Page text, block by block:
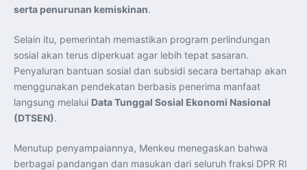
serta penurunan kemiskinan.
Selain itu, pemerintah memastikan program perlindungan
sosial akan terus diperkuat agar lebih tepat sasaran.
Penyaluran bantuan sosial dan subsidi secara bertahap akan
menggunakan pendekatan berbasis penerima manfaat
langsung melalui Data Tunggal Sosial Ekonomi Nasional
(DTSEN).
Menutup penyampaiannya, Menkeu menegaskan bahwa
berbagai pandangan dan masukan dari seluruh fraksi DPR RI